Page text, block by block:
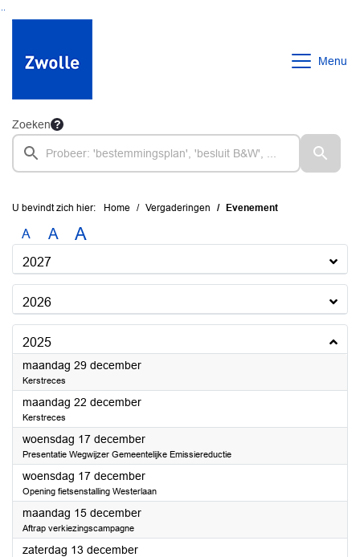
Ga naar de inhoud van deze pagina
Ga naar het zoeken
Ga naar het menu
Menu
Zoeken
U bevindt zich hier: Home Vergaderingen Evenement
A A A
2027
2026
2025
maandag 29 december2025
Kerstreces
maandag 22 december2025
Kerstreces
woensdag 17 december2025
Presentatie Wegwijzer Gemeentelijke Emissiereductie
woensdag 17 december2025
Opening fietsenstalling Westerlaan
maandag 15 december2025
Aftrap verkiezingscampagne
zaterdag 13 december2025